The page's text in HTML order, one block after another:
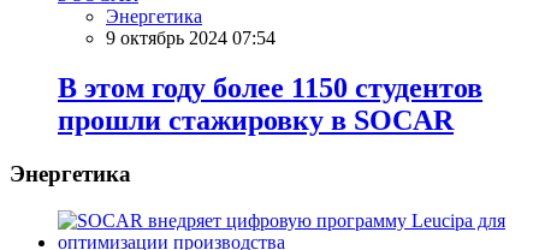
Энергетика
9 октябрь 2024 07:54
В этом году более 1150 студентов
прошли стажировку в SOCAR
Энергетика